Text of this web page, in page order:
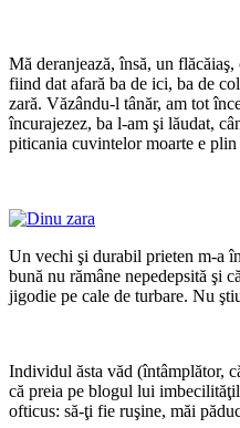
Mă deranjează, însă, un flăcăiaş,
fiind dat afară ba de ici, ba de
zară. Văzându-l tânăr, am tot
încurajezez, ba l-am şi lăudat,
piticania cuvintelor moarte e
Un vechi şi durabil prieten m-a
bună nu rămâne nepedepsită şi
jigodie pe cale de turbare. Nu
Individul ăsta văd (întâmplător,
că preia pe blogul lui
ofticus: să-ţi fie ruşine, măi